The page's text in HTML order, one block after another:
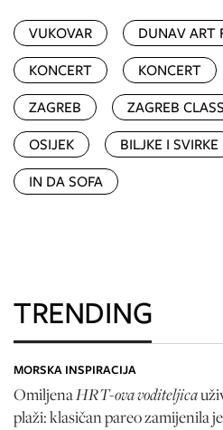
VUKOVAR
DUNAV ART
KONCERT
KONCERT
ZAGREB
ZAGREB
OSIJEK
BILJKE I SVIRKE
IN DA SOFA
TRENDING
MORSKA INSPIRACIJA
OmiljenaHRT-ova voditeljica
plaži: klasičan pareo zamijenila je